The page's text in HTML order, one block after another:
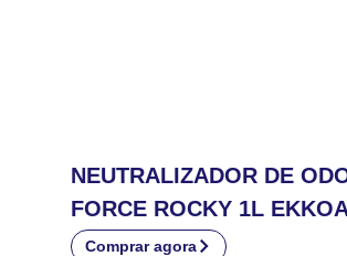
NEUTRALIZADOR DE
FORCE ROCKY 1L
Comprar agora